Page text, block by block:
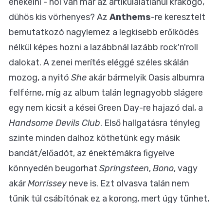
dühös kis vörhenyes? Az Anthems-re keresztelt
bemutatkozó nagylemez a legkisebb erőlködés
nélkül képes hozni a lazábbnál lazább rock'n'roll
dalokat. A zenei merítés eléggé széles skálán
mozog, a nyitó She akár bármelyik Oasis albumra
felférne, míg az album talán legnagyobb slágere
egy nem kicsit a kései Green Day-re hajazó dal, a
Handsome Devils Club. Első hallgatásra tényleg
szinte minden dalhoz köthetünk egy másik
bandát/előadót, az énektémákra figyelve
könnyedén beugorhat Springsteen,Bono, vagy
akárMorrisseyneve is. Ezt olvasva talán nem
tűnik túl csábítónak ez a korong, mert úgy tűnhet,